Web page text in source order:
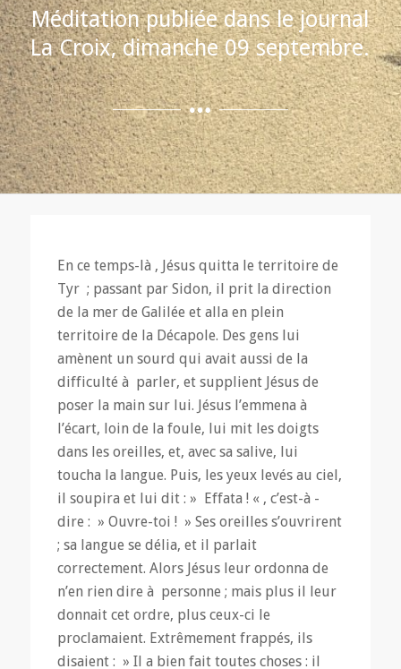
Méditation publiée dans le journal
La Croix, dimanche 09 septembre.
En ce temps-là , Jésus quitta le territoire de
Tyr ; passant par Sidon, il prit la direction
de la mer de Galilée et alla en plein
territoire de la Décapole. Des gens lui
amènent un sourd qui avait aussi de la
difficulté à parler, et supplient Jésus de
poser la main sur lui. Jésus l’emmena à
l’écart, loin de la foule, lui mit les doigts
dans les oreilles, et, avec sa salive, lui
toucha la langue. Puis, les yeux levés au ciel,
il soupira et lui dit : » Effata ! « , c’est-à -
dire : » Ouvre-toi ! » Ses oreilles s’ouvrirent
; sa langue se délia, et il parlait
correctement. Alors Jésus leur ordonna de
n’en rien dire à personne ; mais plus il leur
donnait cet ordre, plus ceux-ci le
proclamaient. Extrêmement frappés, ils
disaient : » Il a bien fait toutes choses : il